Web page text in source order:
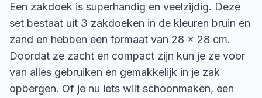
Een zakdoek is superhandig en veelzijdig. Deze
set bestaat uit 3 zakdoeken in de kleuren bruin en
zand en hebben een formaat van 28 x 28 cm.
Doordat ze zacht en compact zijn kun je ze voor
van alles gebruiken en gemakkelijk in je zak
opbergen. Of je nu iets wilt schoonmaken, een